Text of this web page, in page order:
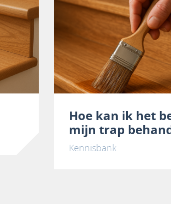
Hoe kan ik het
mijn trap
Kennisbank